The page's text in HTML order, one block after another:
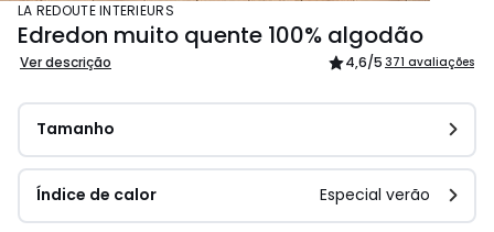
LA REDOUTE INTERIEURS
Edredon muito quente 100% algodão
Ver descrição 4,6/5 371 avaliações
Tamanho
Índice de calor Especial verão